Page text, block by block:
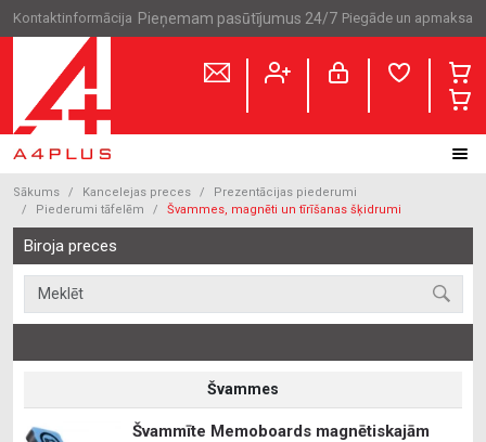
Kontaktinformācija Pieņemam pasūtījumus 24/7 Piegāde un apmaksa
Sākums Kancelejas preces
Prezentācijas piederumi
Piederumi tāfelēm
Švammes, magnēti un tīrīšanas šķidrumi
Biroja preces
Švammes
Švammīte Memoboards magnētiskajām